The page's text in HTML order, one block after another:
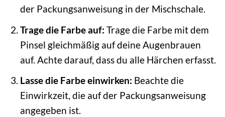
der Packungsanweisung in der Mischschale.
Trage die Farbe auf: Trage die Farbe mit dem
Pinsel gleichmäßig auf deine Augenbrauen
auf. Achte darauf, dass du alle Härchen erfasst.
Lasse die Farbe einwirken: Beachte die
Einwirkzeit, die auf der Packungsanweisung
angegeben ist.